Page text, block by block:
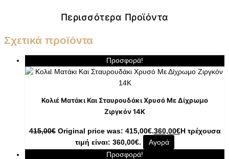
Περισσότερα Προϊόντα
Σχετικά προϊόντα
Προσφορά!
Κολιέ Ματάκι Και Σταυρουδάκι Χρυσό Με Δίχρωμο
Ζιργκόν 14K
415,00€ Original price was: 415,00€.360,00€Η τρέχουσα
τιμή είναι: 360,00€.
Αγορά
Προσφορά!